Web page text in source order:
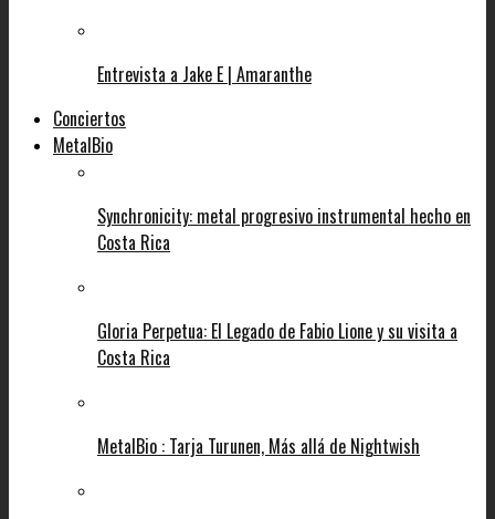
Entrevista a Jake E | Amaranthe
Conciertos
MetalBio
Synchronicity: metal progresivo instrumental hecho en
Costa Rica
Gloria Perpetua: El Legado de Fabio Lione y su visita a
Costa Rica
MetalBio : Tarja Turunen, Más allá de Nightwish